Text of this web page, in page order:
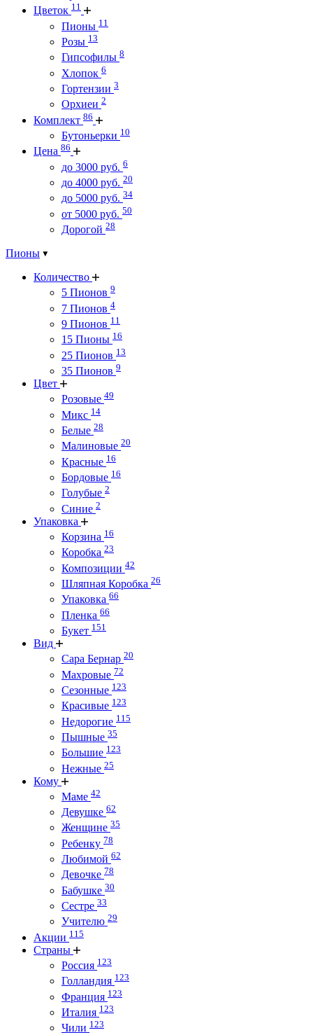
Цветок 11
Пионы 11
Розы 13
Гипсофилы 8
Хлопок 6
Гортензии 3
Орхиеи 2
Комплект 86
Бутоньерки 10
Цена 86
до 3000 руб. 6
до 4000 руб. 20
до 5000 руб. 34
от 5000 руб. 50
Дорогой 28
Пионы
Количество
5 Пионов 9
7 Пионов 4
9 Пионов 11
15 Пионы 16
25 Пионов 13
35 Пионов 9
Цвет
Розовые 49
Микс 14
Белые 28
Малиновые 20
Красные 16
Бордовые 16
Голубые 2
Синие 2
Упаковка
Корзина 16
Коробка 23
Композиции 42
Шляпная Коробка 26
Упаковка 66
Пленка 66
Букет 151
Вид
Сара Бернар 20
Махровые 72
Сезонные 123
Красивые 123
Недорогие 115
Пышные 35
Большие 123
Нежные 25
Кому
Маме 42
Девушке 62
Женщине 35
Ребенку 78
Любимой 62
Девочке 78
Бабушке 30
Сестре 33
Учителю 29
Акции 115
Страны
Россия 123
Голландия 123
Франция 123
Италия 123
Чили 123